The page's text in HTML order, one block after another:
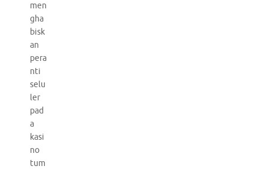
men
gha
bisk
an
pera
nti
selu
ler
pad
a
kasi
no
tum